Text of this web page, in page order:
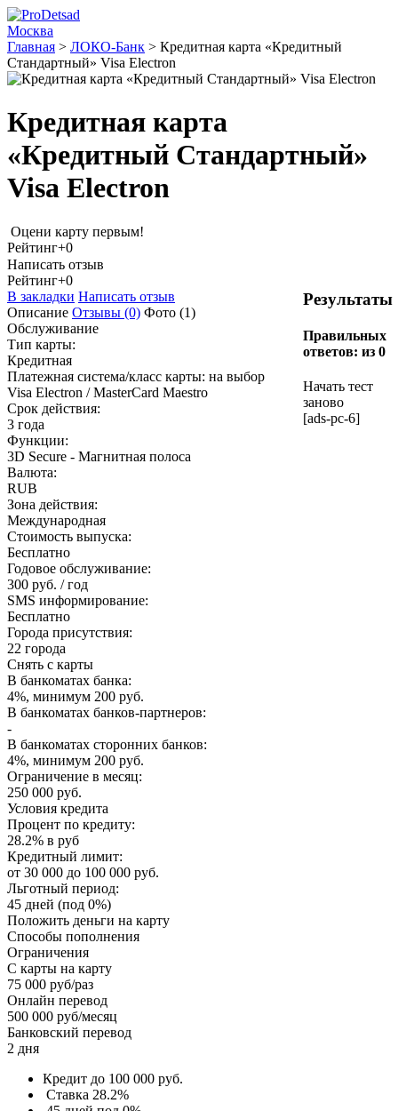
Москва
Главная > ЛОКО-Банк > Кредитная карта «Кредитный
Стандартный» Visa Electron
Кредитная карта
«Кредитный Стандартный»
Visa Electron
Оцени карту первым!
Рейтинг+0
Написать отзыв
Результаты
Правильных
ответов: из 0
Начать тест
заново
[ads-pc-6]
Рейтинг+0
В закладки Написать отзыв
Описание Отзывы (0) Фото (1)
Обслуживание
Тип карты:
Кредитная
Платежная система/класс карты: на выбор
Visa Electron / MasterCard Maestro
Срок действия:
3 года
Функции:
3D Secure - Магнитная полоса
Валюта:
RUB
Зона действия:
Международная
Стоимость выпуска:
Бесплатно
Годовое обслуживание:
300 руб. / год
SMS информирование:
Бесплатно
Города присутствия:
22 города
Снять с карты
В банкоматах банка:
4%, минимум 200 руб.
В банкоматах банков-партнеров:
-
В банкоматах сторонних банков:
4%, минимум 200 руб.
Ограничение в месяц:
250 000 руб.
Условия кредита
Процент по кредиту:
28.2% в руб
Кредитный лимит:
от 30 000 до 100 000 руб.
Льготный период:
45 дней (под 0%)
Положить деньги на карту
Способы пополнения
Ограничения
С карты на карту
75 000 руб/раз
Онлайн перевод
500 000 руб/месяц
Банковский перевод
2 дня
Кредит до 100 000 руб.
Ставка 28.2%